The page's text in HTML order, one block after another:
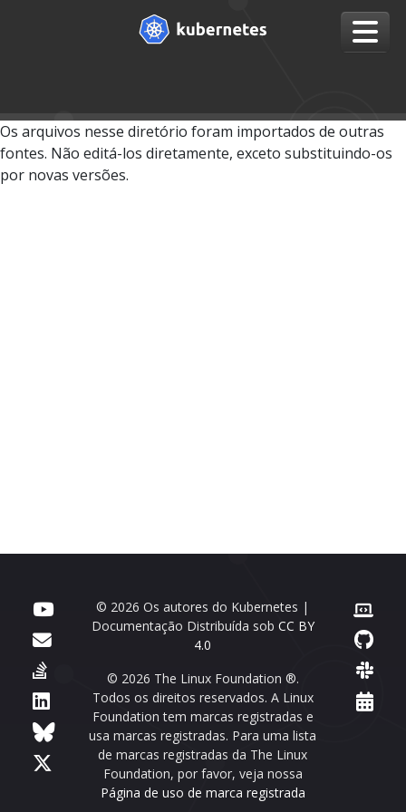
Os arquivos nesse diretório foram importados de outras
fontes. Não editá-los diretamente, exceto substituindo-os
por novas versões.
© 2026 Os autores do Kubernetes |
Documentação Distribuída sob CC BY
4.0
© 2026 The Linux Foundation ®.
Todos os direitos reservados. A Linux
Foundation tem marcas registradas e
usa marcas registradas. Para uma lista
de marcas registradas da The Linux
Foundation, por favor, veja nossa
Página de uso de marca registrada